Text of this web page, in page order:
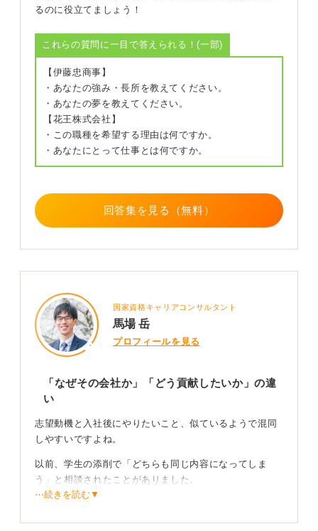
と」が、2〜3年の短期的な目標で終わっていないことが
実際、3～4年程度の短期間でスキルを上げるために転職
したいと考える方が多くいらっしゃいます。
そのため、40・50代になってもその会社で続けられるよ
うな、長期的な視点での目標が語られていると、「長く
働いてくれそうだ」と好印象を持ちますね。
るのに役立てましょう！
これらの質問に一目で答えられる！(一部)
【伊藤忠商事】
・あなたの強み・長所を教えてください。
・あなたの夢を教えてください。
【花王株式会社】
・この職種を希望する理由は何ですか。
・あなたにとって仕事とは何ですか。
回答集を見る（無料）
国家資格キャリアコンサルタント
馬場 岳
プロフィールを見る
「なぜその会社か」「どう貢献したいか」の違
い
志望動機と入社後にやりたいこと、似ているようで混同
しやすいですよね。
以前、学生の添削で「どちらも同じ内容になってしま
う」と相談されたことがありました。
⋯続きを読む▼